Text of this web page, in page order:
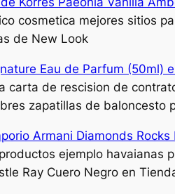
cosmetica mejores sitios
de New Look
Eau de Parfum (50ml)
carta de rescision de
zapatillas de baloncesto
Armani Diamonds
ejemplo havaianas
Ray Cuero Negro en